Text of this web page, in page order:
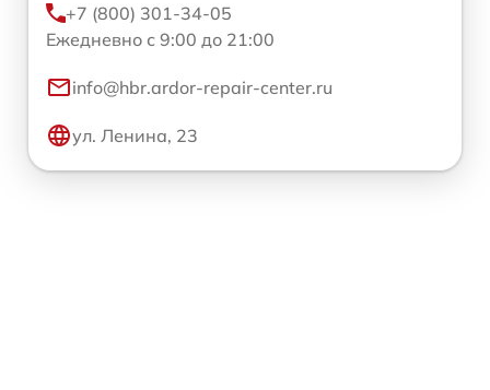
+7 (800) 301-34-05
Ежедневно с 9:00 до 21:00
info@hbr.ardor-repair-center.ru
ул. Ленина, 23